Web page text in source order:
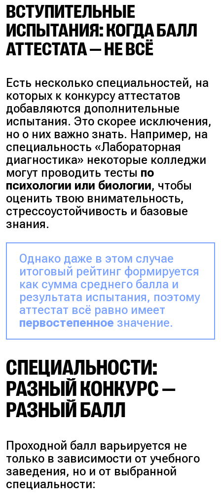
ВСТУПИТЕЛЬНЫЕ
ИСПЫТАНИЯ: КОГДА БАЛЛ
АТТЕСТАТА — НЕ ВСЁ
Есть несколько специальностей, на
которых к конкурсу аттестатов
добавляются дополнительные
испытания. Это скорее исключения,
но о них важно знать. Например, на
специальность «Лабораторная
диагностика» некоторые колледжи
могут проводить тесты по
психологии или биологии, чтобы
оценить твою внимательность,
стрессоустойчивость и базовые
знания.
Однако даже в этом случае
итоговый рейтинг формируется
как сумма среднего балла и
результата испытания, поэтому
аттестат всё равно имеет
первостепенное значение.
СПЕЦИАЛЬНОСТИ:
РАЗНЫЙ КОНКУРС —
РАЗНЫЙ БАЛЛ
Проходной балл варьируется не
только в зависимости от учебного
заведения, но и от выбранной
специальности: